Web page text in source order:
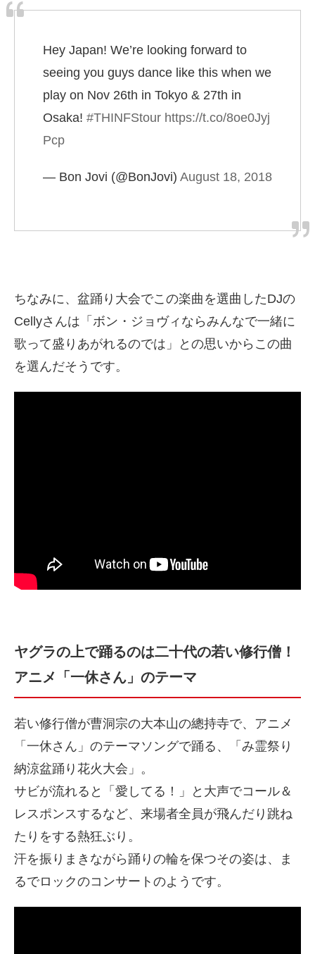
Hey Japan! We’re looking forward to
seeing you guys dance like this when we
play on Nov 26th in Tokyo & 27th in
Osaka! #THINFStour https://t.co/8oe0Jyj
Pcp
— Bon Jovi (@BonJovi) August 18, 2018
ちなみに、盆踊り大会でこの楽曲を選曲したDJの
Cellyさんは「ボン・ジョヴィならみんなで一緒に
歌って盛りあがれるのでは」との思いからこの曲
を選んだそうです。
ヤグラの上で踊るのは二十代の若い修行僧！
アニメ「一休さん」のテーマ
若い修行僧が曹洞宗の大本山の總持寺で、アニメ
「一休さん」のテーマソングで踊る、「み霊祭り
納涼盆踊り花火大会」。
サビが流れると「愛してる！」と大声でコール＆
レスポンスするなど、来場者全員が飛んだり跳ね
たりをする熱狂ぶり。
汗を振りまきながら踊りの輪を保つその姿は、ま
るでロックのコンサートのようです。